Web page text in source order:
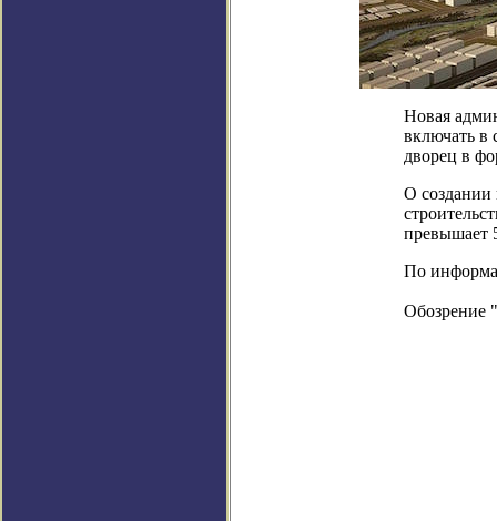
Новая
включать в
дворец в
О создании
превышает
По
Обозрение "